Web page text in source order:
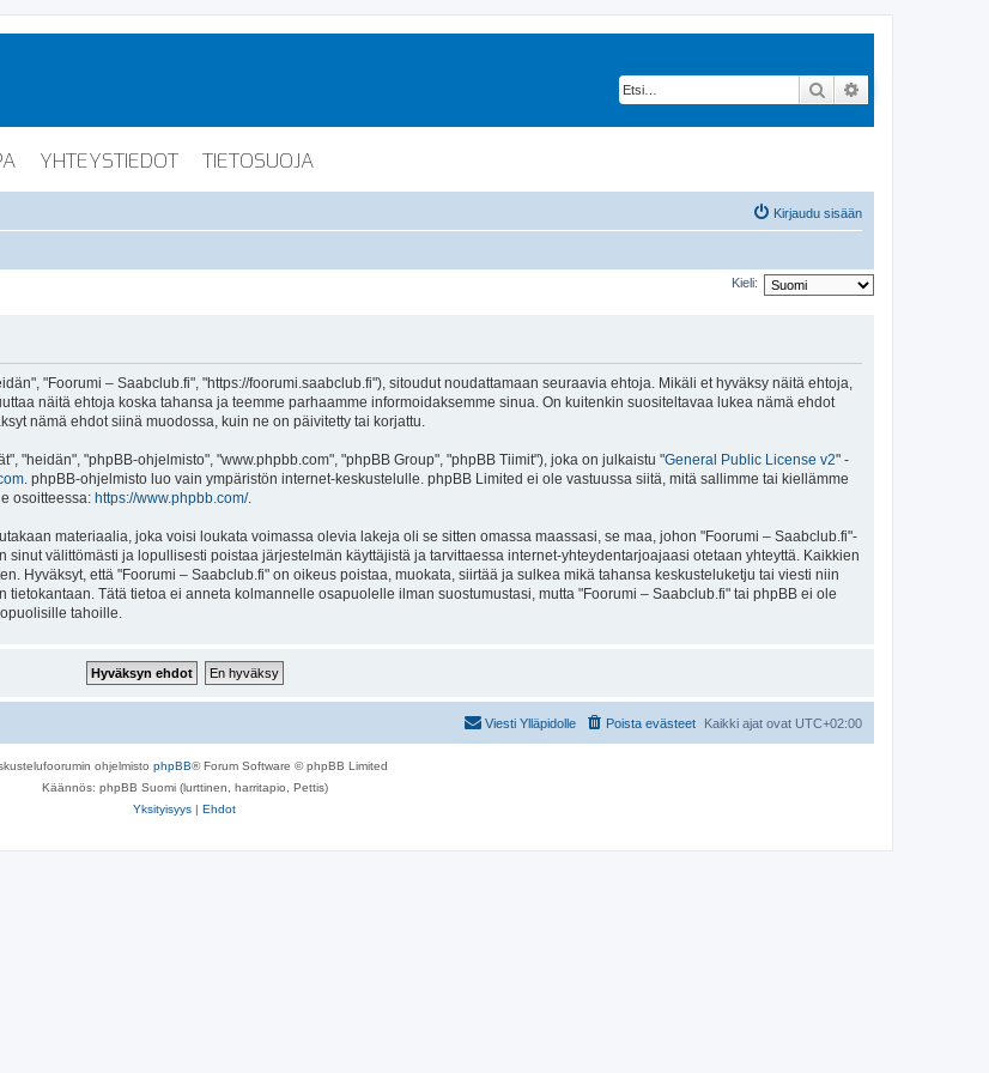
Etsi
YHTEYSTIEDOT TIETOSUOJA
Kirjaudu sisään
Kieli:
"Foorumi – Saabclub.fi", "https://foorumi.saabclub.fi"), sitoudut noudattamaan seuraavia ehtoja. Mikäli et hyväksy näitä ehtoja,
näitä ehtoja koska tahansa ja teemme parhaamme informoidaksemme sinua. On kuitenkin suositeltavaa lukea nämä ehdot
nämä ehdot siinä muodossa, kuin ne on päivitetty tai korjattu.
"heidän", "phpBB-ohjelmisto", "www.phpbb.com", "phpBB Group", "phpBB Tiimit"), joka on julkaistu "General Public License v2" -
. phpBB-ohjelmisto luo vain ympäristön internet-keskustelulle. phpBB Limited ei ole vastuussa siitä, mitä sallimme tai kiellämme
osoitteessa: https://www.phpbb.com/.
materiaalia, joka voisi loukata voimassa olevia lakeja oli se sitten omassa maassasi, se maa, johon "Foorumi – Saabclub.fi"-
välittömästi ja lopullisesti poistaa järjestelmän käyttäjistä ja tarvittaessa internet-yhteydentarjoajaasi otetaan yhteyttä. Kaikkien
Hyväksyt, että "Foorumi – Saabclub.fi" on oikeus poistaa, muokata, siirtää ja sulkea mikä tahansa keskusteluketju tai viesti niin
Tätä tietoa ei anneta kolmannelle osapuolelle ilman suostumustasi, mutta "Foorumi – Saabclub.fi" tai phpBB ei ole
tahoille.
Kaikki ajat ovat UTC+02:00
Poista evästeet
Viesti Ylläpidolle
ohjelmisto phpBB® Forum Software © phpBB Limited
Käännös: phpBB Suomi (lurttinen, harritapio, Pettis)
Yksityisyys | Ehdot